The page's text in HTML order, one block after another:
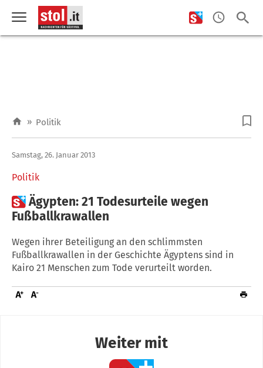
» Politik
Politik
Samstag, 26. Januar 2013
Ägypten: 21 Todesurteile wegen
Fußballkrawallen
Wegen ihrer Beteiligung an den schlimmsten
Fußballkrawallen in der Geschichte Ägyptens sind in
Kairo 21 Menschen zum Tode verurteilt worden.